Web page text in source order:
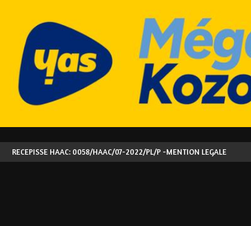
RECEPISSE HAAC: 0058/HAAC/07-2022/PL/P -MENTION LEGALE